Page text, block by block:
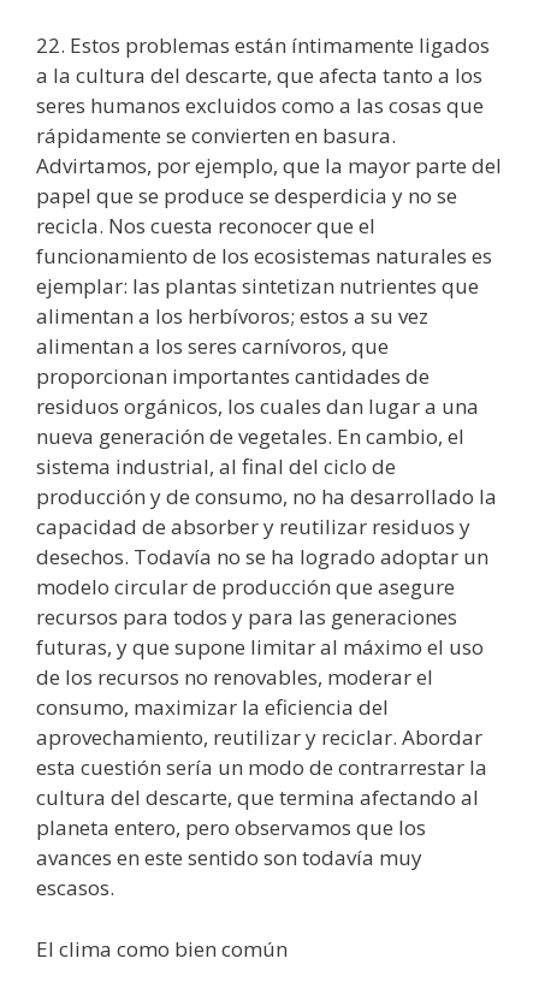
22. Estos problemas están íntimamente ligados
a la cultura del descarte, que afecta tanto a los
seres humanos excluidos como a las cosas que
rápidamente se convierten en basura.
Advirtamos, por ejemplo, que la mayor parte del
papel que se produce se desperdicia y no se
recicla. Nos cuesta reconocer que el
funcionamiento de los ecosistemas naturales es
ejemplar: las plantas sintetizan nutrientes que
alimentan a los herbívoros; estos a su vez
alimentan a los seres carnívoros, que
proporcionan importantes cantidades de
residuos orgánicos, los cuales dan lugar a una
nueva generación de vegetales. En cambio, el
sistema industrial, al final del ciclo de
producción y de consumo, no ha desarrollado la
capacidad de absorber y reutilizar residuos y
desechos. Todavía no se ha logrado adoptar un
modelo circular de producción que asegure
recursos para todos y para las generaciones
futuras, y que supone limitar al máximo el uso
de los recursos no renovables, moderar el
consumo, maximizar la eficiencia del
aprovechamiento, reutilizar y reciclar. Abordar
esta cuestión sería un modo de contrarrestar la
cultura del descarte, que termina afectando al
planeta entero, pero observamos que los
avances en este sentido son todavía muy
escasos.
El clima como bien común